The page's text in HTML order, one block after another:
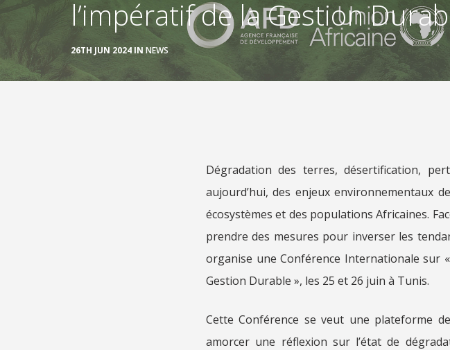
l’impératif de la Gestion
26TH JUN 2024 IN NEWS
Dégradation des terres, désertification,
aujourd’hui, des enjeux environnementaux
écosystèmes et des populations Africaines.
prendre des mesures pour inverser les
organise une Conférence Internationale sur
Gestion Durable », les 25 et 26 juin à Tunis.
Cette Conférence se veut une plateforme
amorcer une réflexion sur l’état de